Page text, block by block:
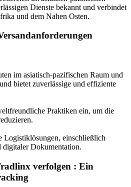
Dienste bekannt und verbindet
und dem Nahen Osten.
im asiatisch-pazifischen Raum und
bietet zuverlässige und effiziente
Praktiken ein, um die
Logistiklösungen, einschließlich
Dokumentation.
verfolgen : Ein